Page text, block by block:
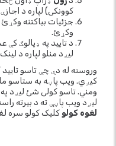
کوونکی) لپاره د
جزئیات بیاکتنه وکړئ
وکړئ.
د تایید په ډیالوګ
لیږد منلو لپاره د
وروسته له دې چې تاسو
کیږي. ویب پاڼه به ستاسو
ومني. تاسو کولی شئ لیږد
لیږد ویب پاڼې ته د بیرته
لغوه کولو کلیک کولو سره